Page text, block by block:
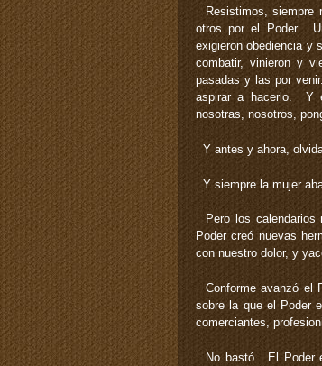
Resistimos, siempre
otros por el Poder.
exigieron obediencia y
combatir, vinieron y
pasadas y las por
aspirar a hacerlo. Y
nosotras, nosotros,
Y antes y ahora,
Y siempre la mujer
Pero los calendarios
Poder creó nuevas
con nuestro dolor, y
Conforme avanzó el
sobre la que el Poder
comerciantes,
No bastó. El Poder